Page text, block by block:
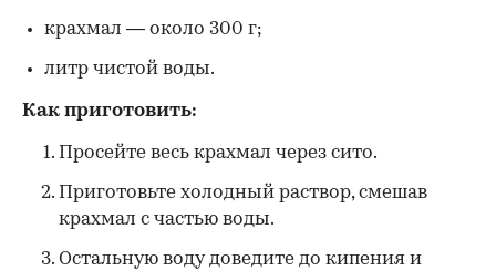
крахмал — около 300 г;
литр чистой воды.
Как приготовить:
Просейте весь крахмал через сито.
Приготовьте холодный раствор, смешав
крахмал с частью воды.
Остальную воду доведите до кипения и